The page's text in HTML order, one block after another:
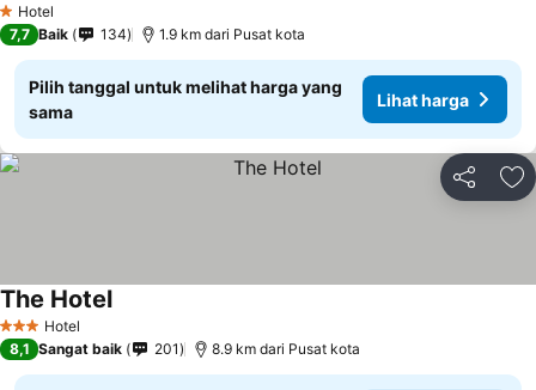
1 Bintang
Hotel
7,7 Baik 134 1.9 km dari Pusat kota
Pilih tanggal untuk melihat harga yang
sama
Lihat harga
Bagikan
3 BintangHotel
The HotelLihat harga
8,1 Sangat baik 201 8.9 km dari Pusat kota